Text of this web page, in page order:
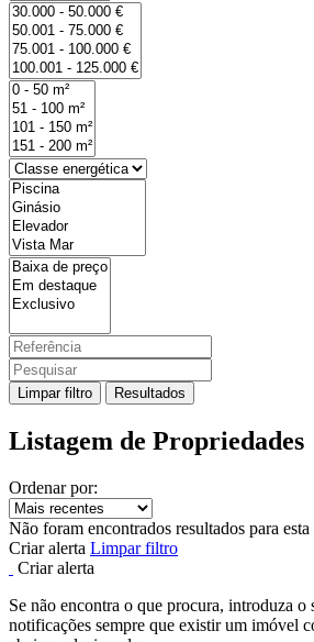
Limpar filtro Resultados
Listagem de Propriedades
Ordenar por:
Não foram encontrados resultados para esta
Criar alerta Limpar filtro
Criar alerta
Se não encontra o que procura, introduza o
notificações sempre que existir um imóvel